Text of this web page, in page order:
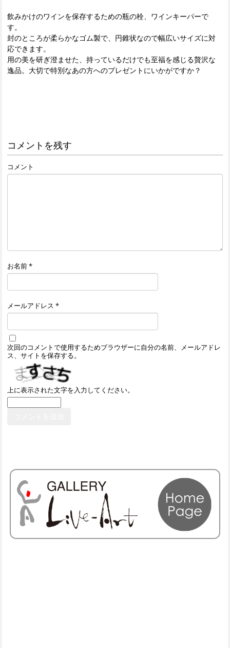
飲みかけのワインを保存するための瓶の栓、ワインキーパーで
す。
封のところが柔らかなゴム製で、円錐状なので幅広いサイズに対
応できます。
用の美を研ぎ澄ませた、持っているだけでも至福を感じる贅沢な
逸品。大切で特別なあの方へのプレゼントにいかがですか？
コメントを残す
コメント
お名前*
メールアドレス *
次回のコメントで使用するためブラウザーに自分の名前、メールアドレ
ス、サイトを保存する。
上に表示された文字を入力してください。